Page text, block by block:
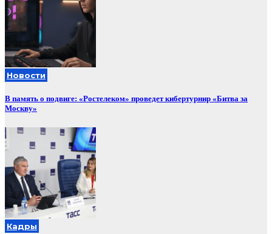
Новости
В память о подвиге: «Ростелеком» проведет кибертурнир «Битва за
Москву»
Кадры